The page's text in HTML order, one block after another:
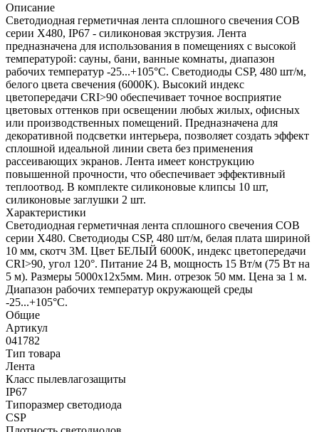
Описание
Светодиодная герметичная лента сплошного свечения COB
серии X480, IP67 - силиконовая экструзия. Лента
предназначена для использования в помещениях с высокой
температурой: сауны, бани, ванные комнаты, диапазон
рабочих температур -25...+105°С. Светодиоды CSP, 480 шт/м,
белого цвета свечения (6000K). Высокий индекс
цветопередачи CRI>90 обеспечивает точное восприятие
цветовых оттенков при освещении любых жилых, офисных
или производственных помещений. Предназначена для
декоративной подсветки интерьера, позволяет создать эффект
сплошной идеальной линии света без применения
рассеивающих экранов. Лента имеет конструкцию
повышенной прочности, что обеспечивает эффективный
теплоотвод. В комплекте силиконовые клипсы 10 шт,
силиконовые заглушки 2 шт.
Характеристики
Светодиодная герметичная лента сплошного свечения COB
серии X480. Светодиоды CSP, 480 шт/м, белая плата шириной
10 мм, скотч 3M. Цвет БЕЛЫЙ 6000K, индекс цветопередачи
CRI>90, угол 120°. Питание 24 В, мощность 15 Вт/м (75 Вт на
5 м). Размеры 5000x12x5мм. Мин. отрезок 50 мм. Цена за 1 м.
Диапазон рабочих температур окружающей среды
-25...+105°С.
Общие
Артикул
041782
Тип товара
Лента
Класс пылевлагозащиты
IP67
Типоразмер светодиода
CSP